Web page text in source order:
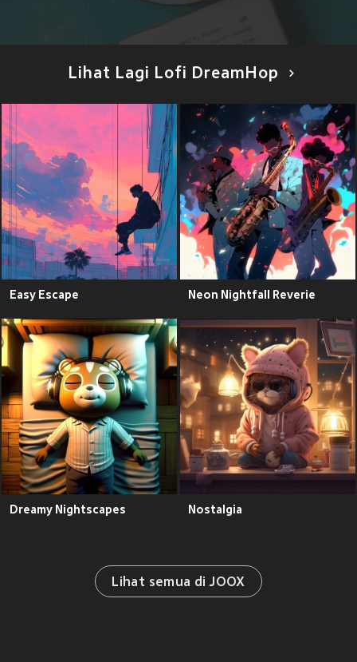
Lihat Lagi Lofi DreamHop
Easy Escape Neon Nightfall Reverie
Dreamy Nightscapes Nostalgia
Lihat semua di JOOX